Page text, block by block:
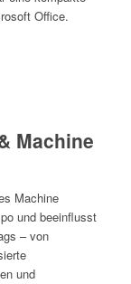
Office.
Machine
Machine
und beeinflusst
– von
und